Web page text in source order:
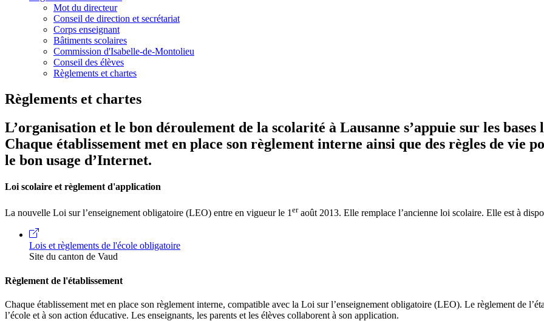
Mot du directeur
Conseil de direction et secrétariat
Corps enseignant
Bâtiments scolaires
Commission d'Isabelle-de-Montolieu
Conseil des élèves
Règlements et chartes
Règlements et chartes
L’organisation et le bon déroulement de la scolarité à Lausanne s’appuie sur les
Chaque établissement met en place son règlement interne ainsi que des règles de vie
le bon usage d’Internet.
Loi scolaire et règlement d'application
La nouvelle Loi sur l’enseignement obligatoire (LEO) entre en vigueur le 1eraoût 2013. Elle remplace l’ancienne loi scolaire. Elle est à
Lois et règlements de l'école obligatoire
Site du canton de Vaud
Règlement de l'établissement
Chaque établissement met en place son règlement interne, compatible avec la Loi sur l’enseignement obligatoire (LEO). Le règlement de
l’école et à son action éducative. Les enseignants, les parents et les élèves collaborent à son application.